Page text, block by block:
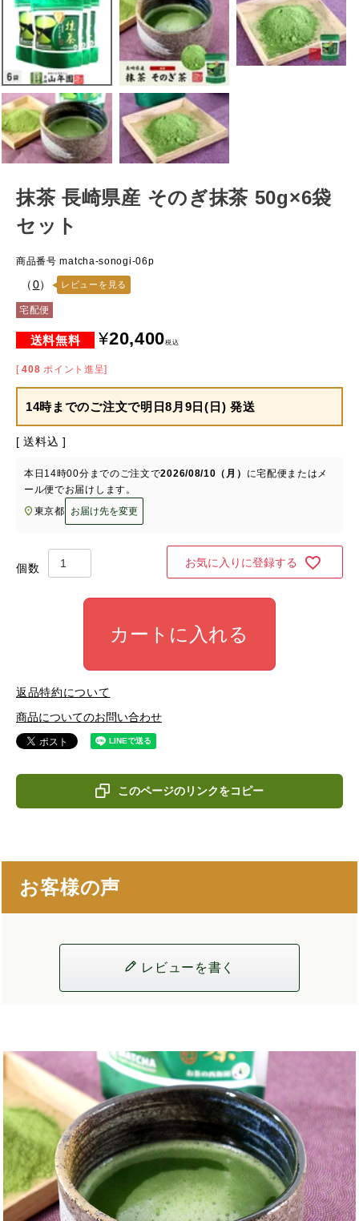
抹茶 長崎県産 そのぎ抹茶 50g×6袋
セット
商品番号 matcha-sonogi-06p
（0） レビューを見る
宅配便
¥20,400税込
[ 408 ポイント進呈]
14時までのご注文で明日8月9日(日) 発送
送料込
本日 14時00分 までのご注文で2026/08/10（月） に宅配便またはメ
ール便でお届けします。
東京都
お届け先を変更
お気に入りに登録する
カートに入れる
返品特約について
商品についてのお問い合わせ
このページのリンクをコピー
お客様の声
レビューを書く